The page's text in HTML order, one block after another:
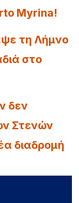
Myrina!
τη Λήμνο
στο
δεν
Στενών
διαδρομή